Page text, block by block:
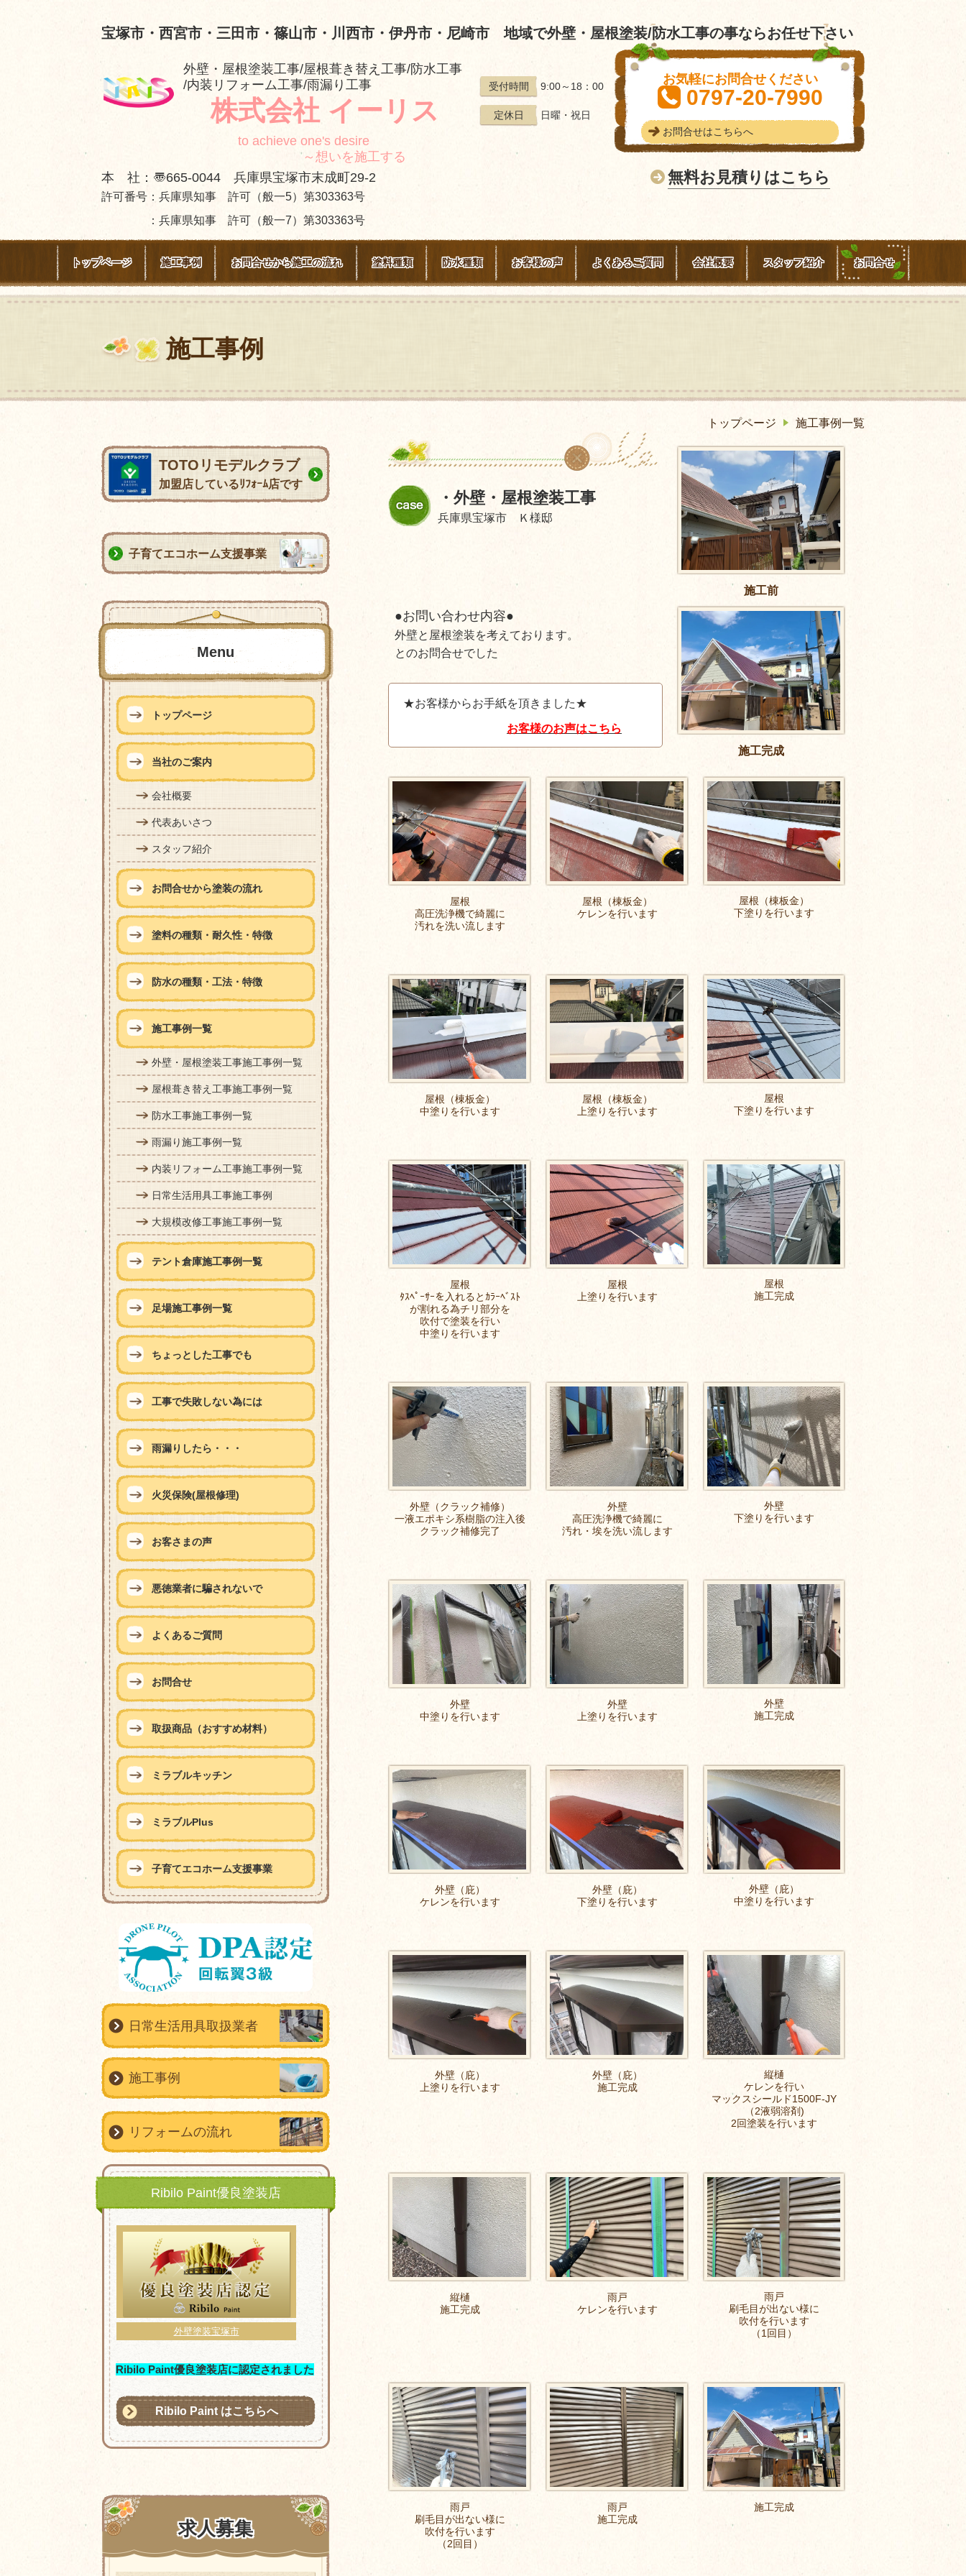
宝塚市・西宮市・三田市・篠山市・川西市・伊丹市・尼崎市 地域で外壁・屋根塗装/防水工事の事ならお任せ下さい
外壁・屋根塗装工事/屋根葺き替え工事/防水工事
/内装リフォーム工事/雨漏り工事
株式会社 イーリス
to achieve one's desire
～想いを施工する
本 社：〠665-0044 兵庫県宝塚市末成町29-2
許可番号：兵庫県知事 許可（般一5）第303363号
：兵庫県知事 許可（般一7）第303363号
受付時間 9:00～18：00
定休日 日曜・祝日
お気軽にお問合せください
0797-20-7990
お問合せはこちらへ
無料お見積りはこちら
トップページ 施工事例 お問合せから施工の流れ 塗料種類 防水種類 お客様の声 よくあるご質問 会社概要 スタッフ紹介 お問合せ
施工事例
トップページ 施工事例一覧
施工前
・外壁・屋根塗装工事
兵庫県宝塚市 Ｋ様邸
施工完成
●お問い合わせ内容●
外壁と屋根塗装を考えております。
とのお問合せでした
★お客様からお手紙を頂きました★
お客様のお声はこちら
屋根
高圧洗浄機で綺麗に
汚れを洗い流します
屋根（棟板金）
ケレンを行います
屋根（棟板金）
下塗りを行います
屋根（棟板金）
中塗りを行います
屋根（棟板金）
上塗りを行います
屋根
下塗りを行います
屋根
ﾀｽﾍﾟｰｻｰを入れるとｶﾗｰﾍﾞｽﾄ
が割れる為チリ部分を
吹付で塗装を行い
中塗りを行います
屋根
上塗りを行います
屋根
施工完成
外壁（クラック補修）
一液エポキシ系樹脂の注入後
クラック補修完了
外壁
高圧洗浄機で綺麗に
汚れ・埃を洗い流します
外壁
下塗りを行います
外壁
中塗りを行います
外壁
上塗りを行います
外壁
施工完成
外壁（庇）
ケレンを行います
外壁（庇）
下塗りを行います
外壁（庇）
中塗りを行います
外壁（庇）
上塗りを行います
外壁（庇）
施工完成
縦樋
ケレンを行い
マックスシールド1500F-JY
（2液弱溶剤)
2回塗装を行います
縦樋
施工完成
雨戸
ケレンを行います
雨戸
刷毛目が出ない様に
吹付を行います
（1回目）
雨戸
刷毛目が出ない様に
吹付を行います
（2回目）
雨戸
施工完成
施工完成
TOTOリモデルクラブ
加盟店しているﾘﾌｫｰﾑ店です
子育てエコホーム支援事業
Menu
トップページ
当社のご案内
会社概要
代表あいさつ
スタッフ紹介
お問合せから塗装の流れ
塗料の種類・耐久性・特徴
防水の種類・工法・特徴
施工事例一覧
外壁・屋根塗装工事施工事例一覧
屋根葺き替え工事施工事例一覧
防水工事施工事例一覧
雨漏り施工事例一覧
内装リフォーム工事施工事例一覧
日常生活用具工事施工事例
大規模改修工事施工事例一覧
テント倉庫施工事例一覧
足場施工事例一覧
ちょっとした工事でも
工事で失敗しない為には
雨漏りしたら・・・
火災保険(屋根修理)
お客さまの声
悪徳業者に騙されないで
よくあるご質問
お問合せ
取扱商品（おすすめ材料）
ミラブルキッチン
ミラブルPlus
子育てエコホーム支援事業
日常生活用具取扱業者
施工事例
リフォームの流れ
Ribilo Paint優良塗装店
外壁塗装宝塚市
Ribilo Paint優良塗装店に認定されました
Ribilo Paint はこちらへ
求人募集